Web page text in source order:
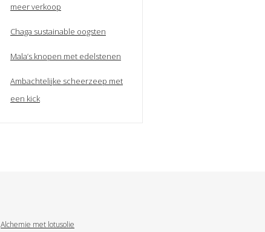
meer verkoop
Chaga sustainable oogsten
Mala’s knopen met edelstenen
Ambachtelijke scheerzeep met
een kick
Alchemie met lotusolie